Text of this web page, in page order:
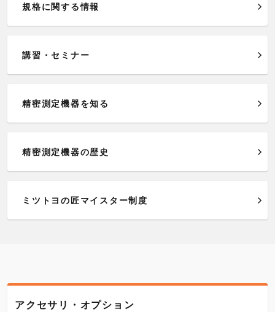
規格に関する情報
講習・セミナー
精密測定機器を知る
精密測定機器の歴史
ミツトヨの匠マイスター制度
アクセサリ・オプション